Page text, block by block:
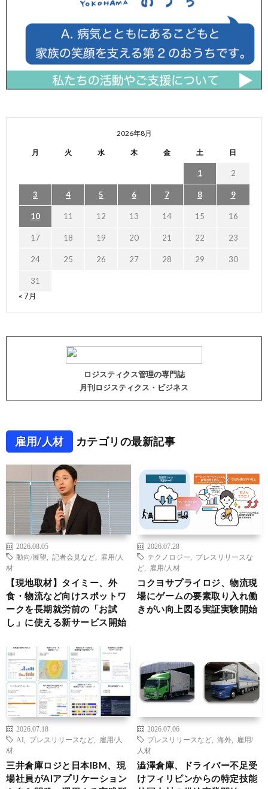
2026年8月
月 火 水 木 金 土 日
1 2
3 4 5 6 7 8 9
10 11 12 13 14 15 16
17 18 19 20 21 22 23
24 25 26 27 28 29 30
31
« 7月
ロジスティクス管理の専門誌
月刊ロジスティクス・ビジネス
雇用/人材 カテゴリの最新記事
2026.08.05
動向/展望
記者会見など
雇用/人
材
【現地取材】タイミー、外
食・物流など向けスポットワ
ークを長期就労前の「お試
し」に使える新サービス開始
2026.07.28
テクノロジー
プレスリリースな
ど
雇用/人材
コクヨサプライロジ、物流現
場にゲームの要素取り入れ働
きがい向上図る実証実験開始
2026.07.18
AI
プレスリリースなど
雇用/人
材
三井倉庫ロジと日本IBM、現
場社員がAIアプリケーション
2026.07.06
プレスリリースなど
海外
雇用/
人材
澁澤倉庫、ドライバー不足受
けフィリピンからの特定技能